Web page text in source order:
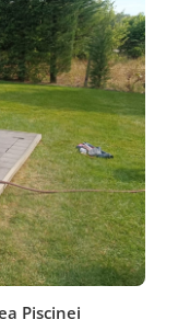
Piscinei